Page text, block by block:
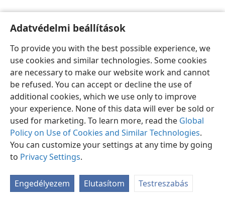
Adatvédelmi beállítások
To provide you with the best possible experience, we
use cookies and similar technologies. Some cookies
are necessary to make our website work and cannot
be refused. You can accept or decline the use of
additional cookies, which we use only to improve
your experience. None of this data will ever be sold or
used for marketing. To learn more, read the Global
Policy on Use of Cookies and Similar Technologies.
You can customize your settings at any time by going
to Privacy Settings.
Engedélyezem Elutasítom Testreszabás
Magyar Beállítások
Copyright© 2026 Watch Tower Bible and Tract Society of Pennsylvania
Felhasználási feltételek
Bizalmas információra vonatkozó szabályok
Adatvédelmi beállítások
JW.ORG Bejelentkezés